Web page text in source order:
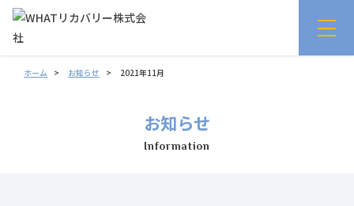
ホーム お知らせ 2021年11月
お知らせ
Information